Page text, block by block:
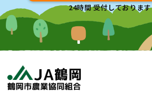
24時間 受付しております